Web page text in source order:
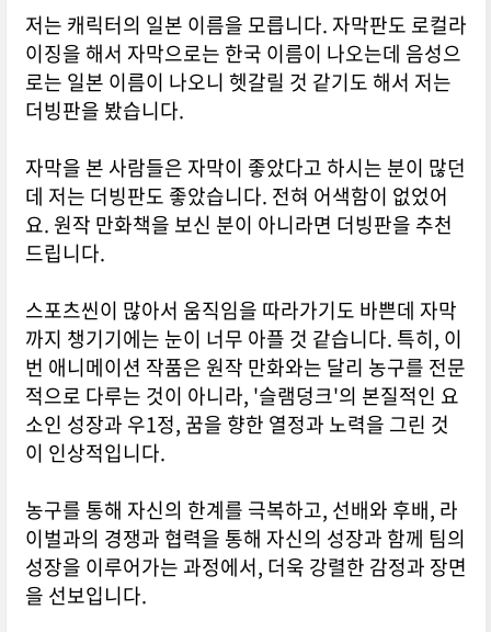
저는 캐릭터의 일본 이름을 모릅니다. 자막판도 로컬라
이징을 해서 자막으로는 한국 이름이 나오는데 음성으
로는 일본 이름이 나오니 헷갈릴 것 같기도 해서 저는
더빙판을 봤습니다.
자막을 본 사람들은 자막이 좋았다고 하시는 분이 많던
데 저는 더빙판도 좋았습니다. 전혀 어색함이 없었어
요. 원작 만화책을 보신 분이 아니라면 더빙판을 추천
드립니다.
스포츠씬이 많아서 움직임을 따라가기도 바쁜데 자막
까지 챙기기에는 눈이 너무 아플 것 같습니다. 특히, 이
번 애니메이션 작품은 원작 만화와는 달리 농구를 전문
적으로 다루는 것이 아니라, '슬램덩크'의 본질적인 요
소인 성장과 우1정, 꿈을 향한 열정과 노력을 그린 것
이 인상적입니다.
농구를 통해 자신의 한계를 극복하고, 선배와 후배, 라
이벌과의 경쟁과 협력을 통해 자신의 성장과 함께 팀의
성장을 이루어가는 과정에서, 더욱 강렬한 감정과 장면
을 선보입니다.